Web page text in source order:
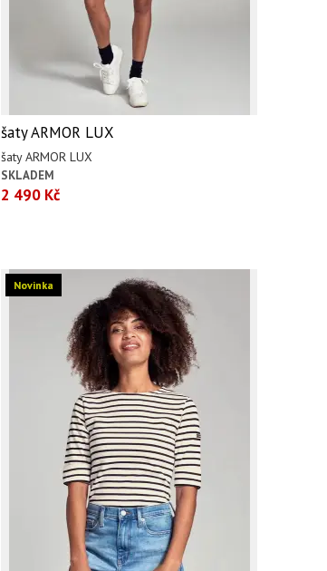
šaty ARMOR LUX
šaty ARMOR LUX
SKLADEM
2 490 Kč
Novinka